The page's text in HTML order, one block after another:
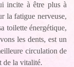
incite à être plus à
la fatigue nerveuse,
toilette énergétique,
les dents, est un
circulation de
de la vitalité.